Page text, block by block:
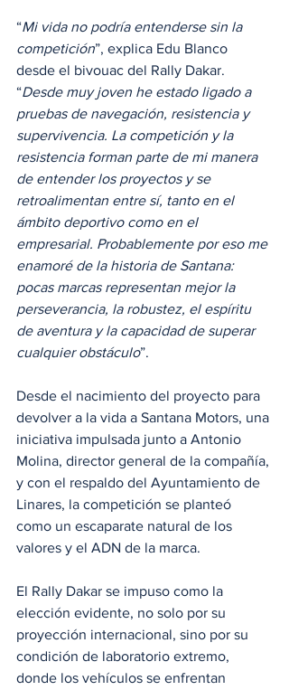
“Mi vida no podría entenderse sin la
competición”, explica Edu Blanco
desde el bivouac del Rally Dakar.
“Desde muy joven he estado ligado a
pruebas de navegación, resistencia y
supervivencia. La competición y la
resistencia forman parte de mi manera
de entender los proyectos y se
retroalimentan entre sí, tanto en el
ámbito deportivo como en el
empresarial. Probablemente por eso me
enamoré de la historia de Santana:
pocas marcas representan mejor la
perseverancia, la robustez, el espíritu
de aventura y la capacidad de superar
cualquier obstáculo”.
Desde el nacimiento del proyecto para
devolver a la vida a Santana Motors, una
iniciativa impulsada junto a Antonio
Molina, director general de la compañía,
y con el respaldo del Ayuntamiento de
Linares, la competición se planteó
como un escaparate natural de los
valores y el ADN de la marca.
El Rally Dakar se impuso como la
elección evidente, no solo por su
proyección internacional, sino por su
condición de laboratorio extremo,
donde los vehículos se enfrentan